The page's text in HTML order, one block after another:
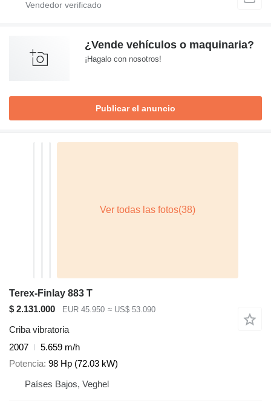
¿Vende vehículos o maquinaria?
¡Hagalo con nosotros!
Publicar el anuncio
Terex-Finlay 883 T
$ 2.131.000
EUR 45.950 ≈ US$ 53.090
Criba vibratoria
2007
5.659 m/h
Potencia 98 Hp (72.03 kW)
Países Bajos, Veghel